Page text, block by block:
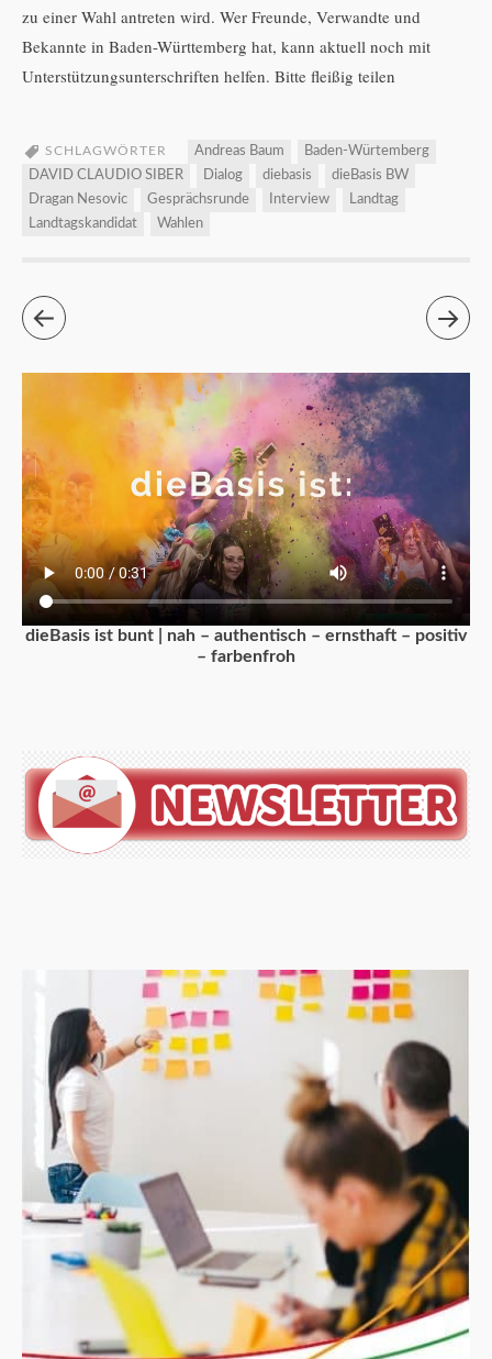
zu einer Wahl antreten wird. Wer Freunde, Verwandte und
Bekannte in Baden-Württemberg hat, kann aktuell noch mit
Unterstützungsunterschriften helfen. Bitte fleißig teilen
SCHLAGWÖRTER Andreas Baum
Baden-Würtemberg
DAVID CLAUDIO SIBER
Dialog diebasis
dieBasis BW
Dragan Nesovic
Gesprächsrunde Interview
Landtag
Landtagskandidat
Wahlen
dieBasis ist bunt | nah – authentisch – ernsthaft – positiv
– farbenfroh